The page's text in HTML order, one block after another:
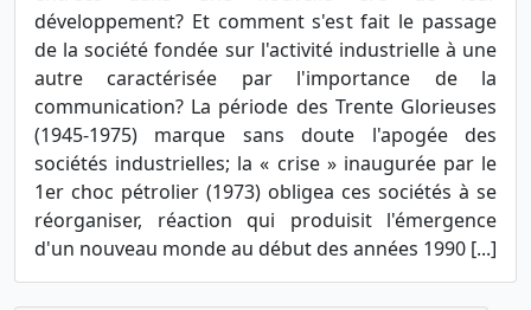
développement? Et comment s'est fait le passage
de la société fondée sur l'activité industrielle à une
autre caractérisée par l'importance de la
communication? La période des Trente Glorieuses
(1945-1975) marque sans doute l'apogée des
sociétés industrielles; la « crise » inaugurée par le
1er choc pétrolier (1973) obligea ces sociétés à se
réorganiser, réaction qui produisit l'émergence
d'un nouveau monde au début des années 1990 [...]